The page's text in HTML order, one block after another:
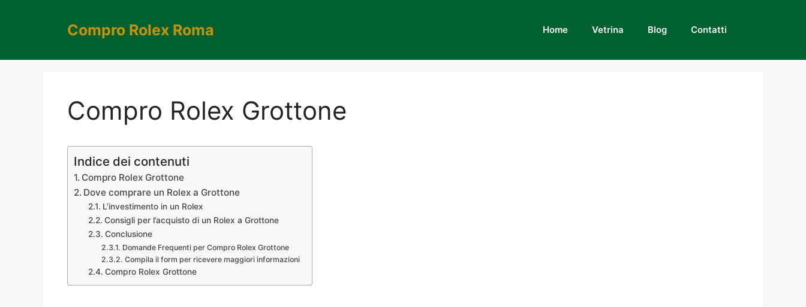
Compro Rolex Roma Home Vetrina Blog Contatti
Compro Rolex Grottone
Indice dei contenuti
Compro Rolex Grottone
Dove comprare un Rolex a Grottone
L’investimento in un Rolex
Consigli per l’acquisto di un Rolex a Grottone
Conclusione
Domande Frequenti per Compro Rolex Grottone
Compila il form per ricevere maggiori informazioni
Compro Rolex Grottone